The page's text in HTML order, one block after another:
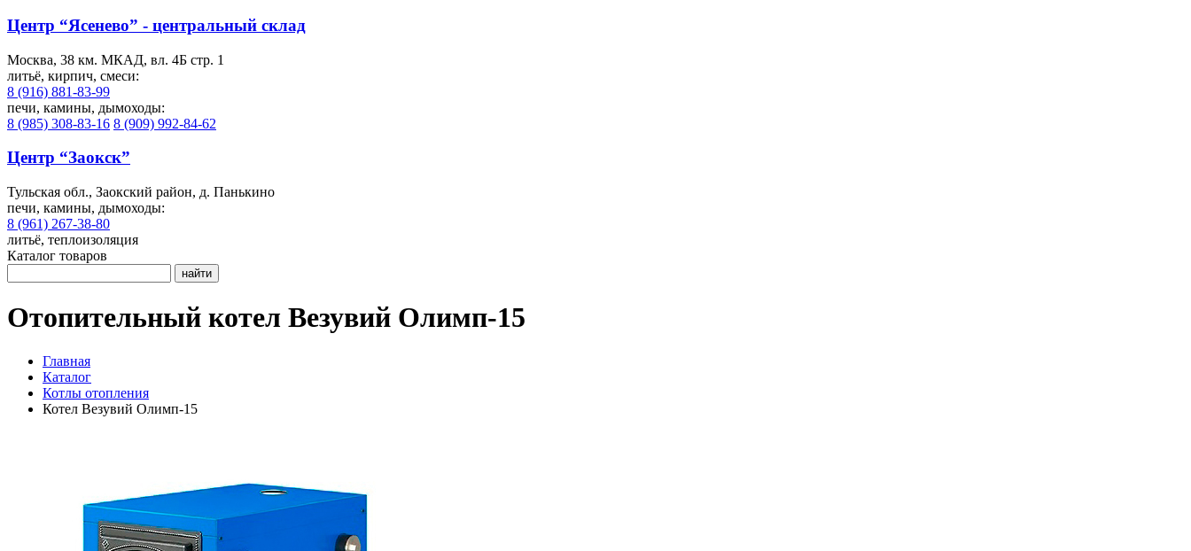
Центр “Ясенево” - центральный склад
Москва, 38 км. МКАД, вл. 4Б стр. 1
литьё, кирпич, смеси:
8 (916) 881-83-99
печи, камины, дымоходы:
8 (985) 308-83-16 8 (909) 992-84-62
Центр “Заокск”
Тульская обл., Заокский район, д. Панькино
печи, камины, дымоходы:
8 (961) 267-38-80
литьё, теплоизоляция
Каталог товаров
найти
Отопительный котел Везувий Олимп-15
Главная
Каталог
Котлы отопления
Котел Везувий Олимп-15